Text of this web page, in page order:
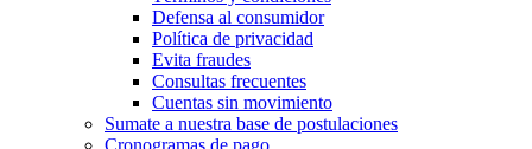
Defensa al consumidor
Política de privacidad
Evita fraudes
Consultas frecuentes
Cuentas sin movimiento
Sumate a nuestra base de postulaciones
Cronogramas de pago